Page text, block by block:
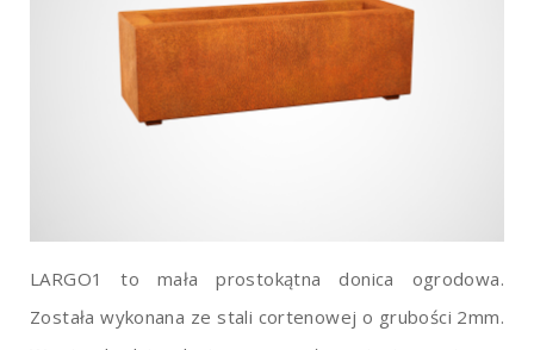
LARGO1 to mała prostokątna donica ogrodowa.
Została wykonana ze stali cortenowej o grubości 2mm.